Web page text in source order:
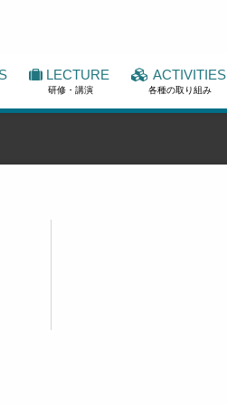
LECTURE
研修・講演
ACTIVITIES
各種の取り組み